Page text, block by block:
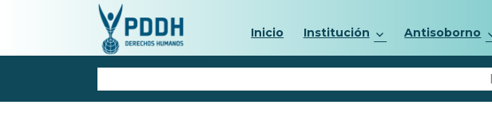
Inicio Institución Antisoborno